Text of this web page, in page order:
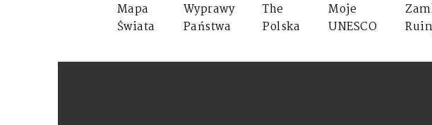
Mapa
Świata
Wyprawy
Państwa
The
Polska
Moje
UNESCO